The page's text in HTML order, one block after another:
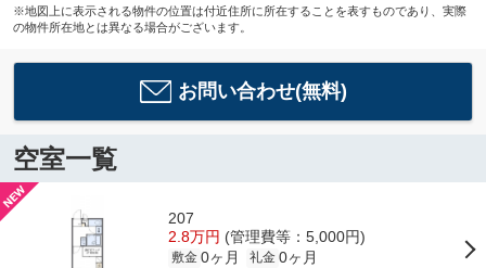
※地図上に表示される物件の位置は付近住所に所在することを表すものであり、実際
の物件所在地とは異なる場合がございます。
お問い合わせ(無料)
空室一覧
207
2.8万円 (管理費等：5,000円)
敷金 0ヶ月 礼金 0ヶ月